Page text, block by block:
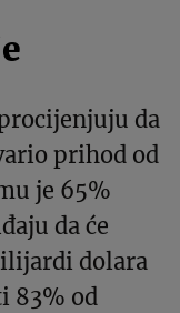
da
prihod od
je 65%
da će
dolara
83% od